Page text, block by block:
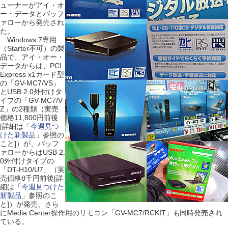
ューナーがアイ・オ
ー・データとバッフ
ァローから発売され
た。
Windows 7専用
（Starter不可）の製
品で、アイ・オー・
データからは、PCI
Express x1カード型
の「GV-MC7/VS」
とUSB 2.0外付けタ
イプの「GV-MC7/V
Z」の2種類（実売
価格11,800円前後
[詳細は「今週見つ
けた新製品 」参照の
こと]）が、バッフ
ァローからはUSB 2.
0外付けタイプの
「DT-H10/U7」（実
売価格8千円前後[詳
細は「今週見つけた
新製品 」参照のこ
と]）が発売、さら
にMedia Center操作用のリモコン「GV-MC7/RCKIT」も同時発売され
ている。